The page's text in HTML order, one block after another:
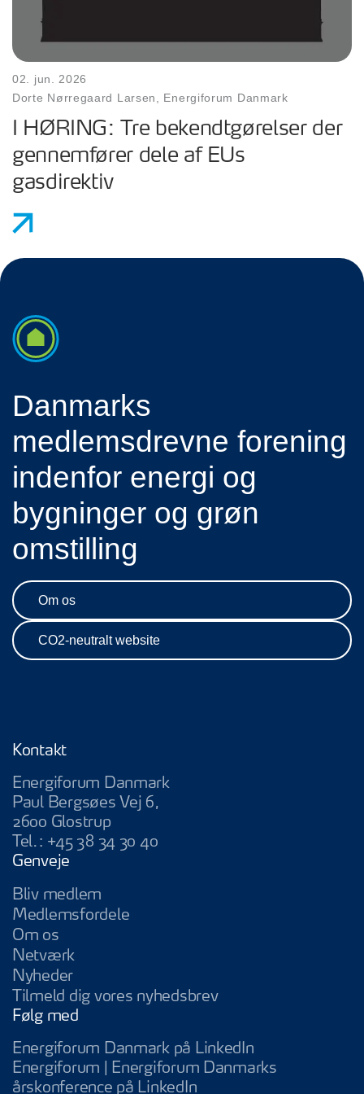
02. jun. 2026
Dorte Nørregaard Larsen, Energiforum Danmark
I HØRING: Tre bekendtgørelser der
gennemfører dele af EUs
gasdirektiv
Danmarks
medlemsdrevne forening
indenfor energi og
bygninger og grøn
omstilling
Om os
CO2-neutralt website
Kontakt
Energiforum Danmark
Paul Bergsøes Vej 6,
2600 Glostrup
Tel.: +45 38 34 30 40
Genveje
Bliv medlem
Medlemsfordele
Om os
Netværk
Nyheder
Tilmeld dig vores nyhedsbrev
Følg med
Energiforum Danmark på LinkedInEnergiforum
Energiforum | Energiforum Danmarks
årskonference på LinkedInEnergiforum |